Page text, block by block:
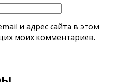
и адрес сайта в этом
моих комментариев.